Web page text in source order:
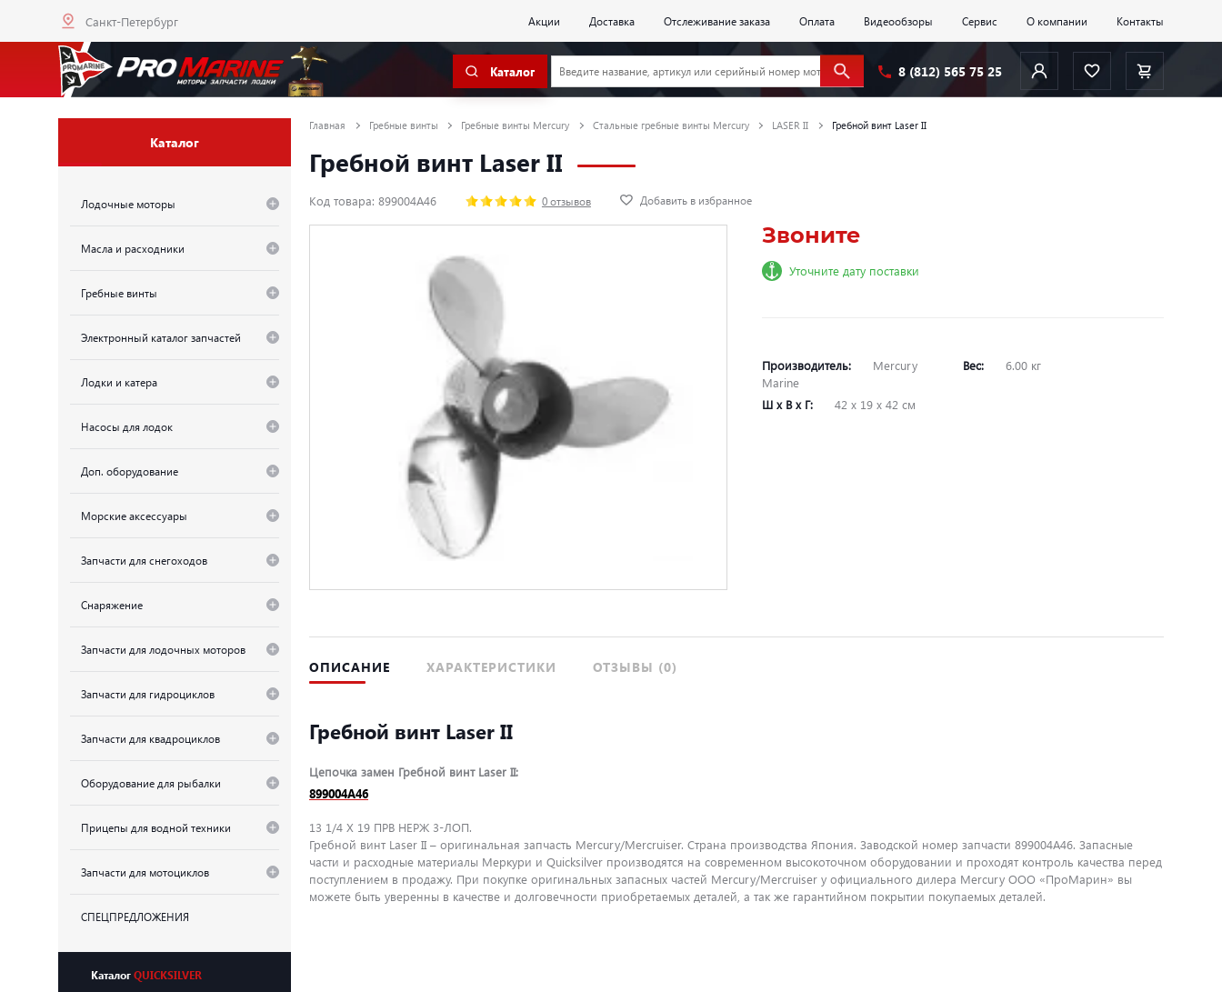
Санкт-Петербург Акции Доставка Отслеживание заказа Оплата Видеообзоры Сервис О компании Контакты
Каталог 8 (812) 565 75 25
Каталог
Лодочные моторы
Масла и расходники
Гребные винты
Электронный каталог запчастей
Лодки и катера
Насосы для лодок
Доп. оборудование
Морские аксессуары
Запчасти для снегоходов
Снаряжение
Запчасти для лодочных моторов
Запчасти для гидроциклов
Запчасти для квадроциклов
Оборудование для рыбалки
Прицепы для водной техники
Запчасти для мотоциклов
СПЕЦПРЕДЛОЖЕНИЯ
КаталогQUICKSILVER
Главная Гребные винты Гребные винты Mercury Стальные гребные винты Mercury LASER II Гребной винт Laser II
Гребной винт Laser II
Код товара: 899004A46 0 отзывов Добавить в избранное
Звоните
Уточните дату поставки
Производитель:
Mercury
Marine
Вес: 6.00 кг
Ш х В х Г: 42 х 19 х 42 см
ОПИСАНИЕ ХАРАКТЕРИСТИКИ ОТЗЫВЫ (0)
Гребной винт Laser II
Цепочка замен Гребной винт Laser II:
899004A46
13 1/4 X 19 ПРВ НЕРЖ 3-ЛОП.
Гребной винт Laser II – оригинальная запчасть Mercury/Mercruiser. Страна производства Япония. Заводской номер запчасти 899004A46. Запасные
части и расходные материалы Меркури и Quicksilver производятся на современном высокоточном оборудовании и проходят контроль качества перед
поступлением в продажу. При покупке оригинальных запасных частей Mercury/Mercruiser у официального дилера Mercury ООО «ПроМарин» вы
можете быть уверенны в качестве и долговечности приобретаемых деталей, а так же гарантийном покрытии покупаемых деталей.